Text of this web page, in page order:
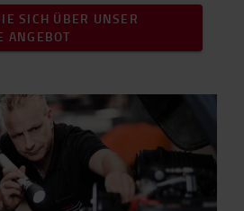
SICH ÜBER UNSER
ANGEBOT